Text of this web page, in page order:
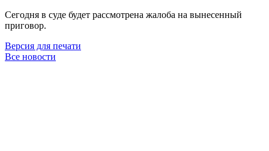
Сегодня в суде будет рассмотрена жалоба на вынесенный
приговор.
Версия для печати
Все новости